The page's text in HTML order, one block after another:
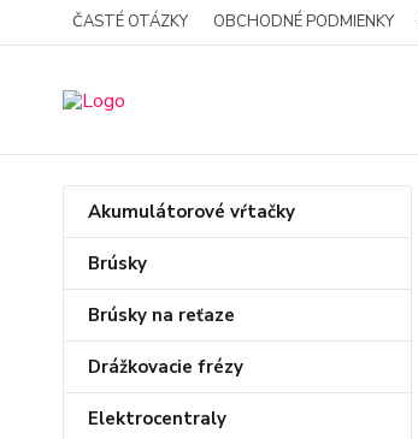
ČASTÉ OTÁZKY OBCHODNÉ PODMIENKY
Akumulátorové vŕtačky
Brúsky
Brúsky na reťaze
Drážkovacie frézy
Elektrocentraly